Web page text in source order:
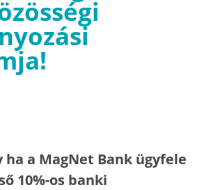
ha a MagNet Bank ügyfele
10%-os banki